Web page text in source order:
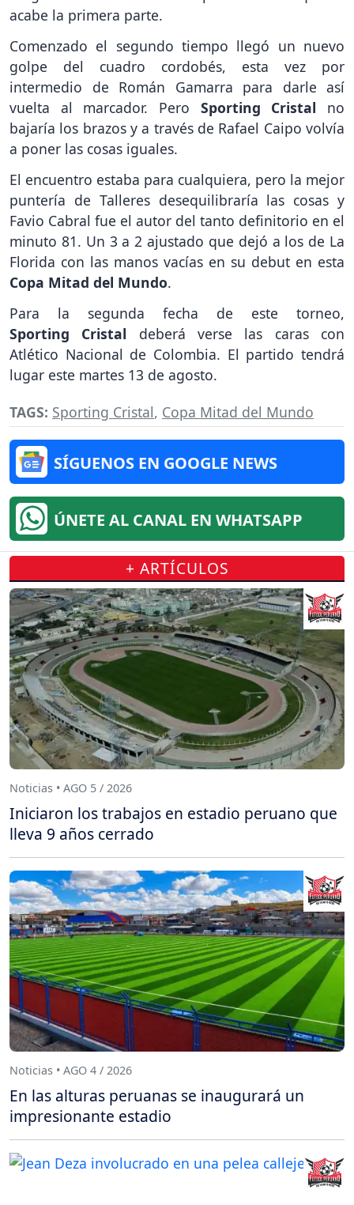
acabe la primera parte.
Comenzado el segundo tiempo llegó un nuevo
golpe del cuadro cordobés, esta vez por
intermedio de Román Gamarra para darle así
vuelta al marcador. Pero Sporting Cristal no
bajaría los brazos y a través de Rafael Caipo volvía
a poner las cosas iguales.
El encuentro estaba para cualquiera, pero la mejor
puntería de Talleres desequilibraría las cosas y
Favio Cabral fue el autor del tanto definitorio en el
minuto 81. Un 3 a 2 ajustado que dejó a los de La
Florida con las manos vacías en su debut en esta
Copa Mitad del Mundo.
Para la segunda fecha de este torneo,
Sporting Cristal deberá verse las caras con
Atlético Nacional de Colombia. El partido tendrá
lugar este martes 13 de agosto.
TAGS: Sporting Cristal, Copa Mitad del Mundo
SÍGUENOS EN GOOGLE NEWS
ÚNETE AL CANAL EN WHATSAPP
+ ARTÍCULOS
Noticias • AGO 5 / 2026
Iniciaron los trabajos en estadio peruano que
lleva 9 años cerrado
Noticias • AGO 4 / 2026
En las alturas peruanas se inaugurará un
impresionante estadio